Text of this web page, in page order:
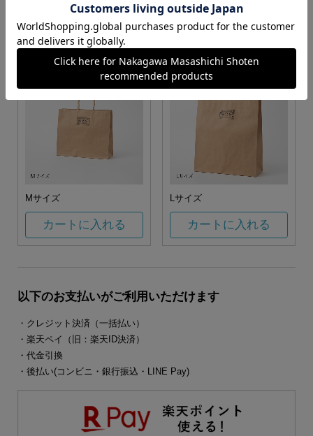
カートに入れる カートに入れる
Mサイズ
カートに入れる
Lサイズ
カートに入れる
以下のお支払いがご利用いただけます
・クレジット決済（一括払い）
・楽天ペイ（旧：楽天ID決済）
・代金引換
・後払い(コンビニ・銀行振込・LINE Pay)